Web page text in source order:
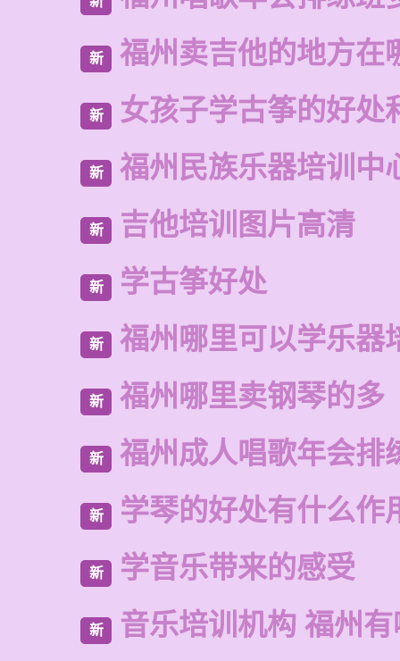
新 福州卖吉他的地方在
新 女孩子学古筝的好处
新 福州民族乐器培训中
新 吉他培训图片高清
新 学古筝好处
新 福州哪里可以学乐器
新 福州哪里卖钢琴的多
新 福州成人唱歌年会排
新 学琴的好处有什么作
新 学音乐带来的感受
新 音乐培训机构 福州